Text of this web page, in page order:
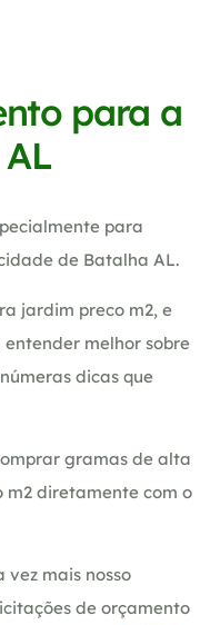
para a
para
de Batalha AL.
jardim preco m2, e
melhor sobre
dicas que
gramas de alta
m2 diretamente com o
mais nosso
de orçamento